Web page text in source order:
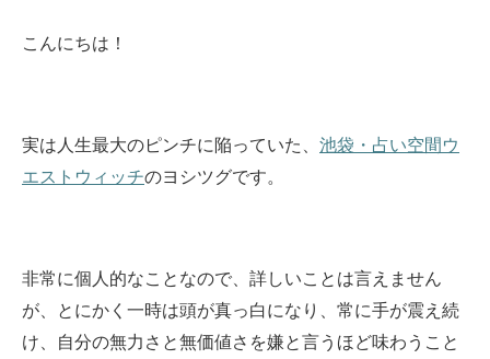
こんにちは！
実は人生最大のピンチに陥っていた、 池袋・占い空間ウ
エストウィッチのヨシツグです。
非常に個人的なことなので、詳しいことは言えません
が、とにかく一時は頭が真っ白になり、常に手が震え続
け、自分の無力さと無価値さを嫌と言うほど味わうこと